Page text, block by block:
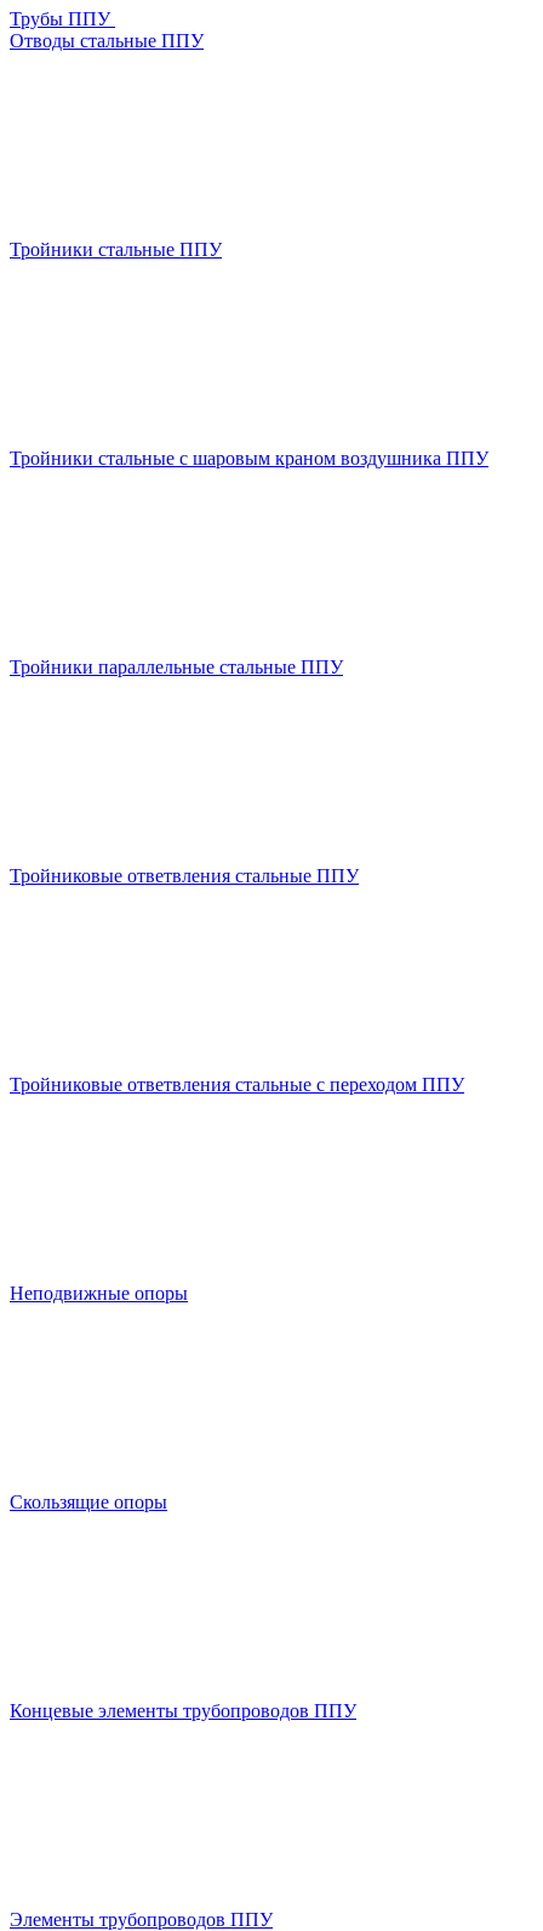
Трубы ППУ
Отводы стальные ППУ
Тройники стальные ППУ
Тройники стальные с шаровым краном воздушника ППУ
Тройники параллельные стальные ППУ
Тройниковые ответвления стальные ППУ
Тройниковые ответвления стальные с переходом ППУ
Неподвижные опоры
Скользящие опоры
Концевые элементы трубопроводов ППУ
Элементы трубопроводов ППУ